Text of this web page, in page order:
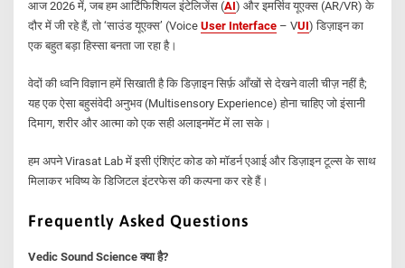
आज 2026 में, जब हम आर्टिफिशियल इंटेलिजेंस (AI) और इमर्सिव यूएक्स (AR/VR) के
दौर में जी रहे हैं, तो ‘साउंड यूएक्स’ (VoiceUser Interface – VUI) डिज़ाइन का
एक बहुत बड़ा हिस्सा बनता जा रहा है।
वेदों की ध्वनि विज्ञान हमें सिखाती है कि डिज़ाइन सिर्फ़ आँखों से देखने वाली चीज़ नहीं है;
यह एक ऐसा बहुसंवेदी अनुभव (Multisensory Experience) होना चाहिए जो इंसानी
दिमाग, शरीर और आत्मा को एक सही अलाइनमेंट में ला सके।
हम अपने Virasat Lab में इसी एंशिएंट कोड को मॉडर्न एआई और डिज़ाइन टूल्स के साथ
मिलाकर भविष्य के डिजिटल इंटरफेस की कल्पना कर रहे हैं।
Frequently Asked Questions
Vedic Sound Science क्या है?